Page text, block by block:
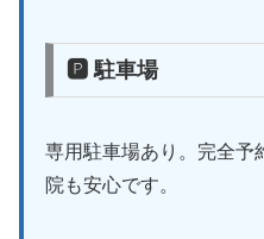
🅿 駐車場
専用駐車場あり。完全予
院も安心です。